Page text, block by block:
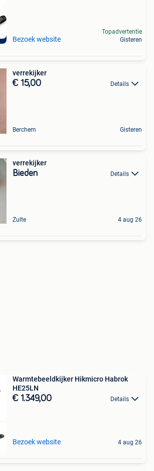
Bezoek website
Topadvertentie
Gisteren
verrekijker
€ 15,00 Details
Berchem Gisteren
verrekijker
Bieden Details
Zulte 4 aug 26
Warmtebeeldkijker Hikmicro Habrok
HE25LN
€ 1.349,00 Details
Bezoek website 4 aug 26